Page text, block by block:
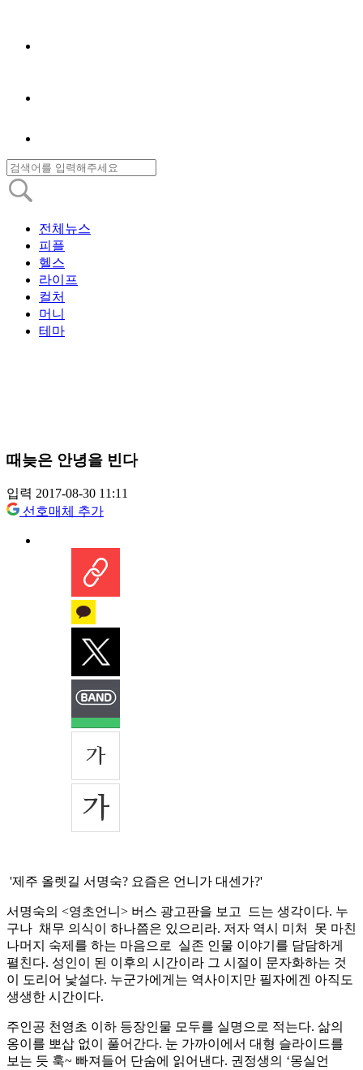
전체뉴스
피플
헬스
라이프
컬처
머니
테마
때늦은 안녕을 빈다
입력 2017-08-30 11:11
선호매체 추가
'제주 올렛길 서명숙? 요즘은 언니가 대센가?'
서명숙의 <영초언니> 버스 광고판을 보고 드는 생각이다. 누
구나 채무 의식이 하나쯤은 있으리라. 저자 역시 미처 못 마친
나머지 숙제를 하는 마음으로 실존 인물 이야기를 담담하게
펼친다. 성인이 된 이후의 시간이라 그 시절이 문자화하는 것
이 도리어 낯설다. 누군가에게는 역사이지만 필자에겐 아직도
생생한 시간이다.
주인공 천영초 이하 등장인물 모두를 실명으로 적는다. 삶의
옹이를 뽀삽 없이 풀어간다. 눈 가까이에서 대형 슬라이드를
보는 듯 훅~ 빠져들어 단숨에 읽어낸다. 권정생의 ‘몽실언